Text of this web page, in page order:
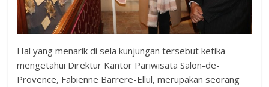
Hal yang menarik di sela kunjungan tersebut ketika
mengetahui Direktur Kantor Pariwisata Salon-de-
Provence, Fabienne Barrere-Ellul, merupakan seorang